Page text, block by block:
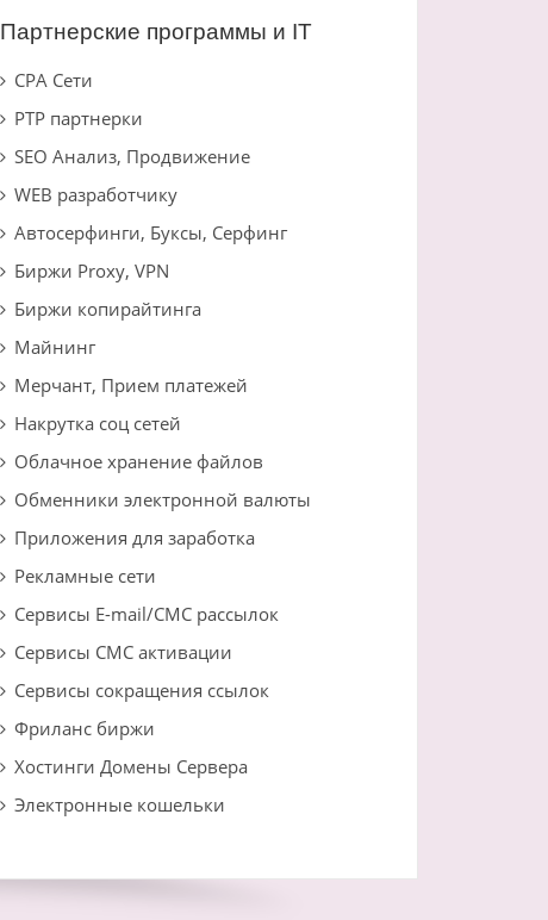
Партнерские программы и IT
CPA Сети
PTP партнерки
SEO Анализ, Продвижение
WEB разработчику
Автосерфинги, Буксы, Серфинг
Биржи Proxy, VPN
Биржи копирайтинга
Майнинг
Мерчант, Прием платежей
Накрутка соц сетей
Облачное хранение файлов
Обменники электронной валюты
Приложения для заработка
Рекламные сети
Сервисы E-mail/СМС рассылок
Сервисы СМС активации
Сервисы сокращения ссылок
Фриланс биржи
Хостинги Домены Сервера
Электронные кошельки